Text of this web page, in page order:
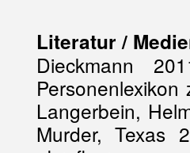
Literatur /
Dieckmann
Langerbein,
Murder, Texas